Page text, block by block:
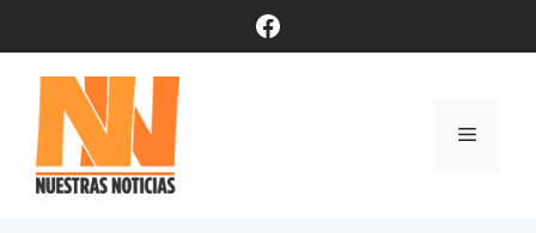
contenido
Facebook
Menú